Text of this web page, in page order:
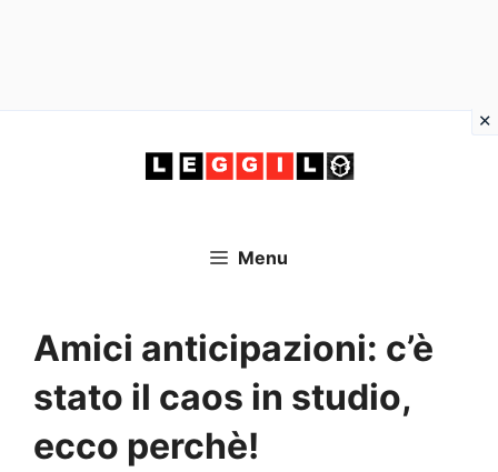
Menu
Amici anticipazioni: c’è
stato il caos in studio,
ecco perchè!